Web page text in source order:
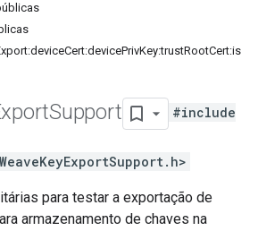
Support
#include
para testar a exportação de
armazenamento de chaves na